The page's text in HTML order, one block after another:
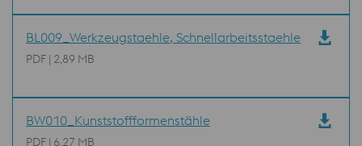
BL009_Werkzeugstaehle, Schnellarbeitsstaehle
PDF | 2,89 MB
BW010_Kunststoffformenstähle
PDF | 6,27 MB